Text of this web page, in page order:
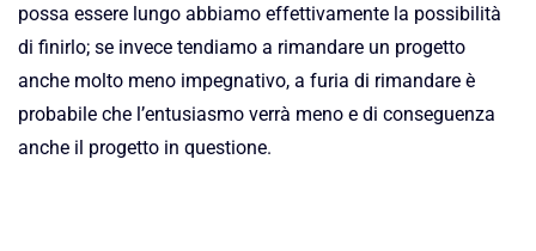
possa essere lungo abbiamo effettivamente la possibilità
di finirlo; se invece tendiamo a rimandare un progetto
anche molto meno impegnativo, a furia di rimandare è
probabile che l’entusiasmo verrà meno e di conseguenza
anche il progetto in questione.